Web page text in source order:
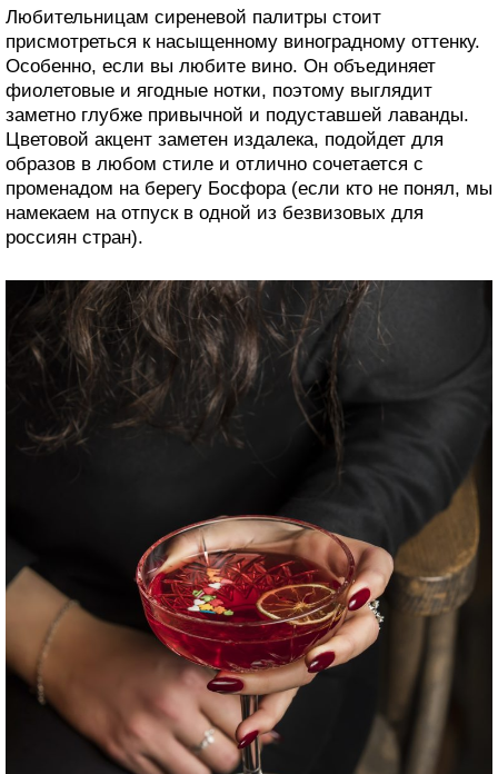
Любительницам сиреневой палитры стоит
присмотреться к насыщенному виноградному оттенку.
Особенно, если вы любите вино. Он объединяет
фиолетовые и ягодные нотки, поэтому выглядит
заметно глубже привычной и подуставшей лаванды.
Цветовой акцент заметен издалека, подойдет для
образов в любом стиле и отлично сочетается с
променадом на берегу Босфора (если кто не понял, мы
намекаем на отпуск в одной из безвизовых для
россиян стран).